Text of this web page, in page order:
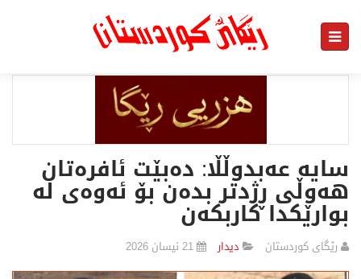
سایە عەبدوڵڵا: دەبێت ئافرەتان
هەوڵی ڕژدتر بدەن بۆ ئەوەی لە
بوارێکدا کاربکەن
رێگای كوردستان دیدار 21 نیسان 2026